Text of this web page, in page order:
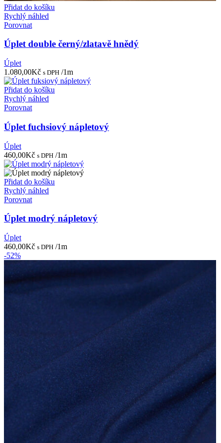
Přidat do košíku
Rychlý náhled
Porovnat
Úplet double černý/zlatavě hnědý
Úplet
1.080,00Kč s DPH /1m
Přidat do košíku
Rychlý náhled
Porovnat
Úplet fuchsiový nápletový
Úplet
460,00Kč s DPH /1m
Přidat do košíku
Rychlý náhled
Porovnat
Úplet modrý nápletový
Úplet
460,00Kč s DPH /1m
-52%